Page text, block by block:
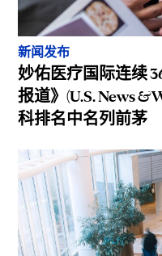
新闻发布
妙佑医疗国际连续
报道》(U.S. News &
科排名中名列前茅